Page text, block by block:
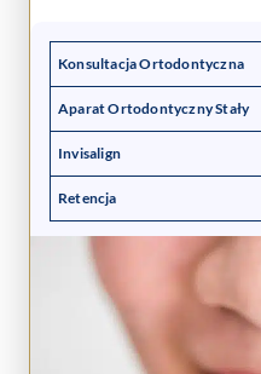
Konsultacja Ortodontyczna
Aparat Ortodontyczny Stały
Invisalign
Retencja